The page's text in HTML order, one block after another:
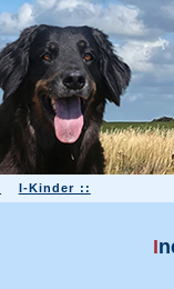
I-Kinder ::
I